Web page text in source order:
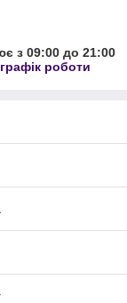
з 09:00 до 21:00
роботи